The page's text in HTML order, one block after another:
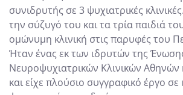
συνιδρυτής σε 3 ψυχιατρικές
την σύζυγό του και τα τρία παιδιά
ομώνυμη κλινική στις παρυφές του
Ήταν ένας εκ των ιδρυτών της
Νευροψυχιατρικών Κλινικών Αθηνών
και είχε πλούσιο συγγραφικό έργο σε